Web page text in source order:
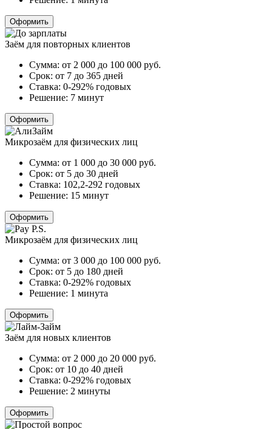
Оформить
Заём для повторных клиентов
Сумма: от 2 000 до 100 000 руб.
Срок: от 7 до 365 дней
Ставка: 0-292% годовых
Решение: 7 минут
Оформить
Микрозаём для физических лиц
Сумма: от 1 000 до 30 000 руб.
Срок: от 5 до 30 дней
Ставка: 102,2-292 годовых
Решение: 15 минут
Оформить
Микрозаём для физических лиц
Сумма: от 3 000 до 100 000 руб.
Срок: от 5 до 180 дней
Ставка: 0-292% годовых
Решение: 1 минута
Оформить
Заём для новых клиентов
Сумма: от 2 000 до 20 000 руб.
Срок: от 10 до 40 дней
Ставка: 0-292% годовых
Решение: 2 минуты
Оформить